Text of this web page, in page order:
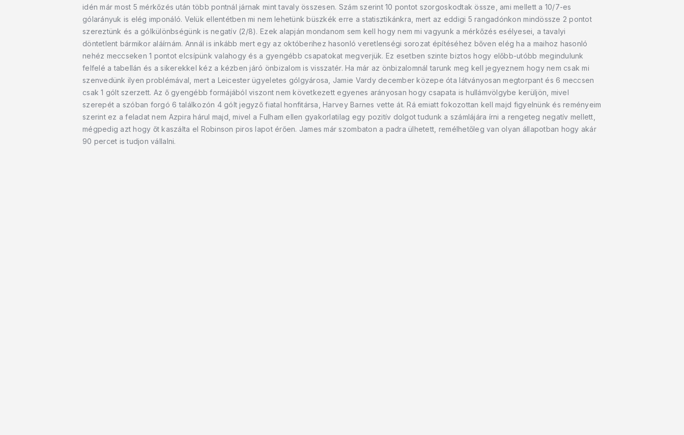
idén már most 5 mérkőzés után több pontnál járnak mint tavaly összesen. Szám szerint 10 pontot szorgoskodtak össze, ami mellett a 10/7-es
gólarányuk is elég imponáló. Velük ellentétben mi nem lehetünk büszkék erre a statisztikánkra, mert az eddigi 5 rangadónkon mindössze 2 pontot
szereztünk és a gólkülönbségünk is negatív (2/8). Ezek alapján mondanom sem kell hogy nem mi vagyunk a mérkőzés esélyesei, a tavalyi
döntetlent bármikor aláírnám. Annál is inkább mert egy az októberihez hasonló veretlenségi sorozat építéséhez bőven elég ha a maihoz hasonló
nehéz meccseken 1 pontot elcsípünk valahogy és a gyengébb csapatokat megverjük. Ez esetben szinte biztos hogy előbb-utóbb megindulunk
felfelé a tabellán és a sikerekkel kéz a kézben járó önbizalom is visszatér. Ha már az önbizalomnál tarunk meg kell jegyeznem hogy nem csak mi
szenvedünk ilyen problémával, mert a Leicester ügyeletes gólgyárosa, Jamie Vardy december közepe óta látványosan megtorpant és 6 meccsen
csak 1 gólt szerzett. Az ő gyengébb formájából viszont nem következett egyenes arányosan hogy csapata is hullámvölgybe kerüljön, mivel
szerepét a szóban forgó 6 találkozón 4 gólt jegyző fiatal honfitársa, Harvey Barnes vette át. Rá emiatt fokozottan kell majd figyelnünk és reményeim
szerint ez a feladat nem Azpira hárul majd, mivel a Fulham ellen gyakorlatilag egy pozitív dolgot tudunk a számlájára írni a rengeteg negatív mellett,
mégpedig azt hogy őt kaszálta el Robinson piros lapot érően. James már szombaton a padra ülhetett, remélhetőleg van olyan állapotban hogy akár
90 percet is tudjon vállalni.